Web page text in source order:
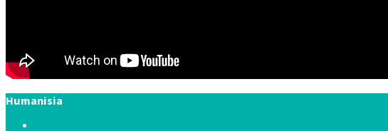
Humanisia